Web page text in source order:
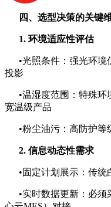
四、选型决策的关键
1. 环境适应性评估
•光照条件：强光环
投影
•温湿度范围：特殊
宽温级产品
•粉尘油污：高防护
2. 信息动态性需求
•固定计划展示：传
•实时数据更新：必